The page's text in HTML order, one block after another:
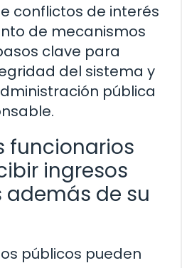
conflictos de interés
de mecanismos
clave para
del sistema y
pública
funcionarios
ingresos
de su
públicos pueden